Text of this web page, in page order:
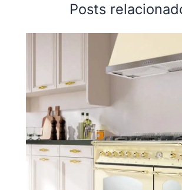
Posts